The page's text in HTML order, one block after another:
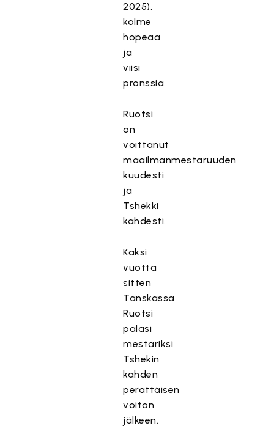
2025),
kolme
hopeaa
ja
viisi
pronssia.
Ruotsi
on
voittanut
maailmanmestaruuden
kuudesti
ja
Tshekki
kahdesti.
Kaksi
vuotta
sitten
Tanskassa
Ruotsi
palasi
mestariksi
Tshekin
kahden
perättäisen
voiton
jälkeen.